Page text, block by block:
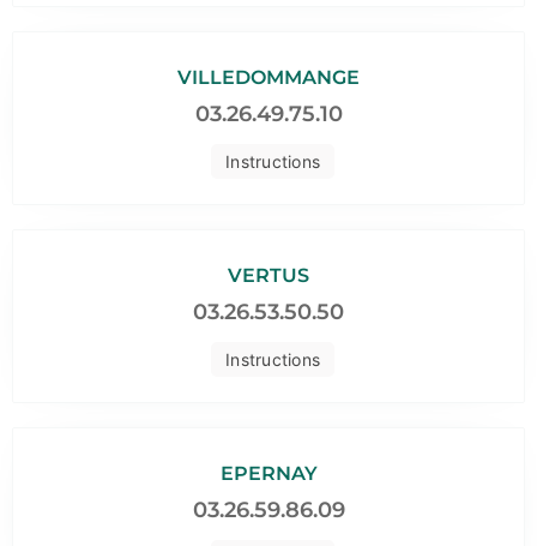
Instructions
VILLEDOMMANGE
03.26.49.75.10
Instructions
VERTUS
03.26.53.50.50
EPERNAY
03.26.59.86.09